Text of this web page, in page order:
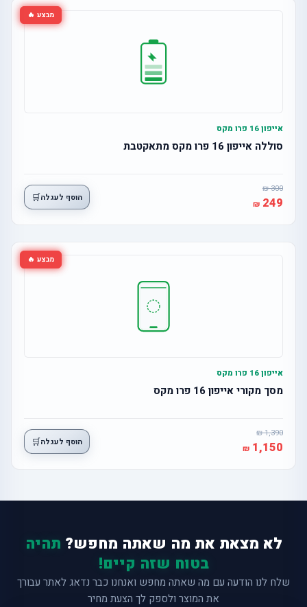
מבצע 🔥
אייפון 16 פרו מקס
סוללה אייפון 16 פרו מקס מתאקטבת
300
249 הוסף לעגלה🛒
מבצע 🔥
אייפון 16 פרו מקס
מסך מקורי אייפון 16 פרו מקס
1,390
1,150 הוסף לעגלה🛒
לא מצאת את מה שאתה מחפש? תהיה
בטוח שזה קיים!
שלח לנו הודעה עם מה שאתה מחפש ואנחנו כבר נדאג לאתר עבורך
את המוצר ולספק לך הצעת מחיר